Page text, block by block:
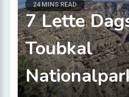
24 MINS READ
7 Lette
Toubkal